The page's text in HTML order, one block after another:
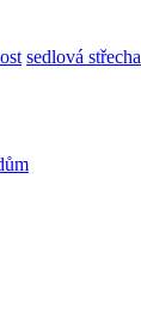
sedlová střecha